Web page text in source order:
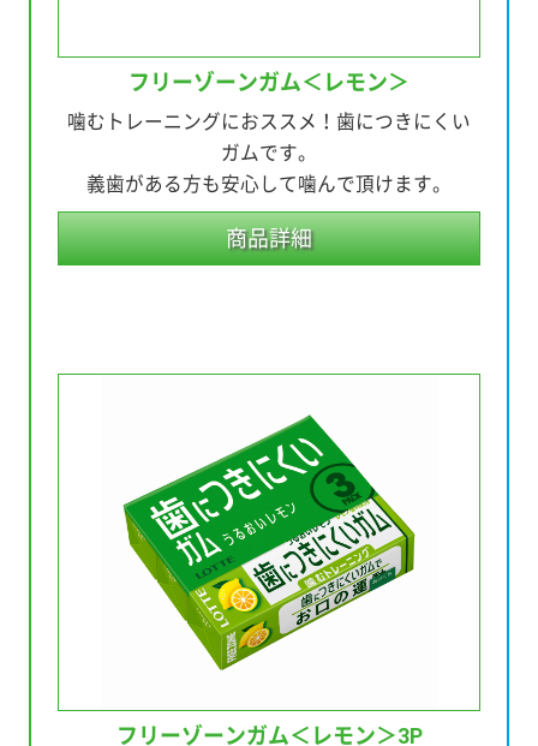
フリーゾーンガム＜レモン＞
噛むトレーニングにおススメ！歯につきにくい
ガムです。
義歯がある方も安心して噛んで頂けます。
商品詳細
フリーゾーンガム＜レモン＞3P